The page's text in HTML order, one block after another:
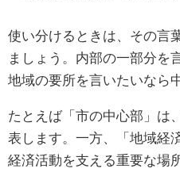
使い分けるときは、その言
ましょう。内部の一部分を
地域の要所を言いたいなら
たとえば「市の中心部」は
表します。一方、「地域経
経済活動を支える重要な場